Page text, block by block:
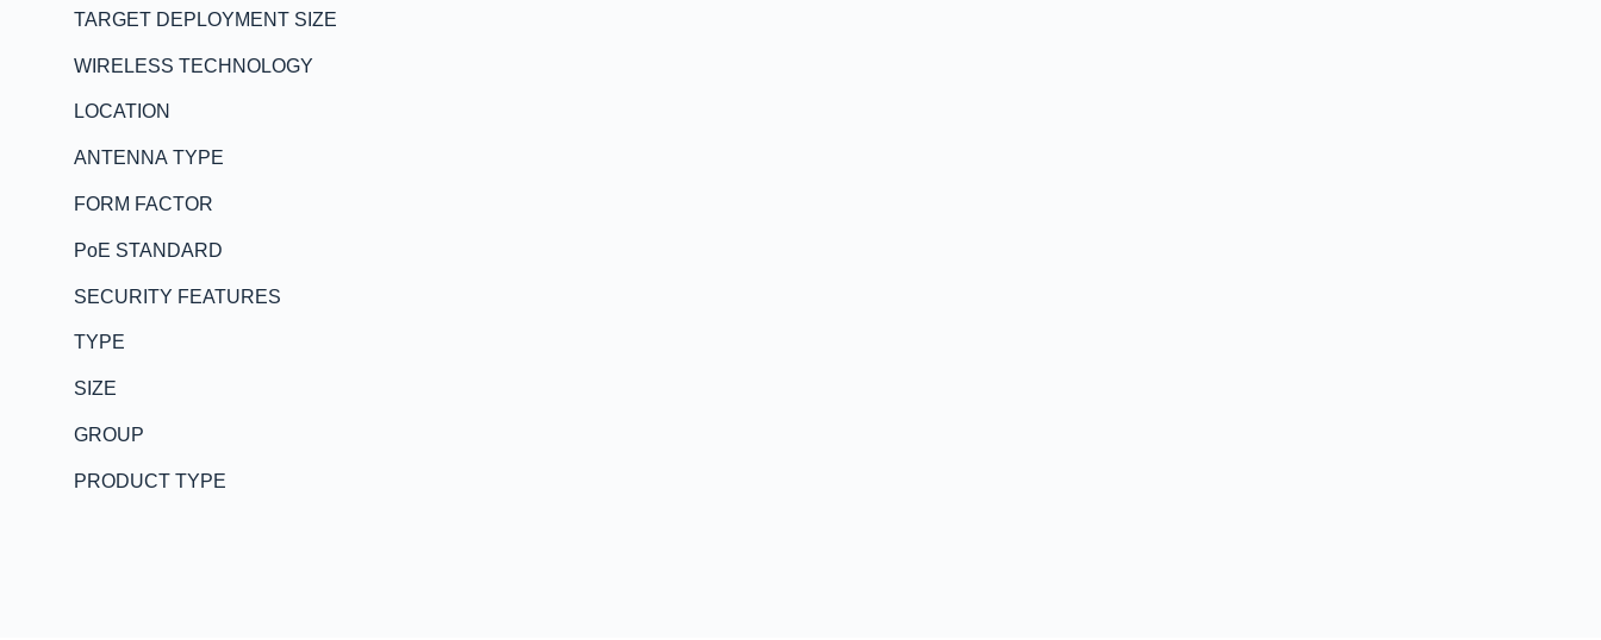
TARGET DEPLOYMENT SIZE
WIRELESS TECHNOLOGY
LOCATION
ANTENNA TYPE
FORM FACTOR
PoE STANDARD
SECURITY FEATURES
TYPE
SIZE
GROUP
PRODUCT TYPE